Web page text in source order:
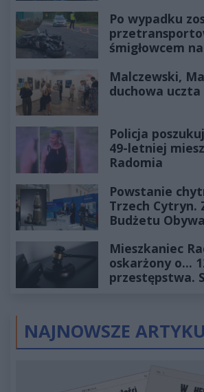
Po wypadku
śmigłowcem
Malczewski,
duchowa uczta
Policja
49-letniej
Radomia
Powstanie
Trzech Cytryn.
Budżetu
Mieszkaniec
oskarżony o...
przestępstwa.
NAJNOWSZE